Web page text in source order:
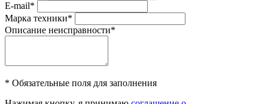
E-mail*
Марка техники*
Описание неисправности*
* Обязательные поля для заполнения